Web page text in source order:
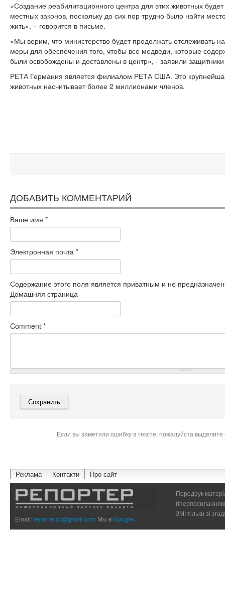
«Создание реабилитационного центра для этих животных
местных законов, поскольку до сих пор трудно было найти
жить», – говорится в письме.
«Мы верим, что министерство будет продолжать отслеживать
меры для обеспечения того, чтобы все медведи, которые
были освобождены и доставлены в центр», - заявили
РЕТА Германия является филиалом РЕТА США. Это
животных насчитывает более 2 миллионами членов.
ДОБАВИТЬ КОММЕНТАРИЙ
Ваше имя *
Электронная почта *
Содержание этого поля является приватным и не
Домашняя страница
Comment *
Если вы заметили ошибку в тексте, пожалуйста
Реклама Контакти Про сайт
Email:reporterzp@gmail.com Мы вGoogle+
Передрук
ЗМІ тільки зі